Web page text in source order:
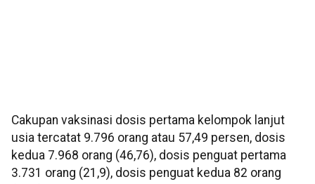
Cakupan vaksinasi dosis pertama kelompok lanjut
usia tercatat 9.796 orang atau 57,49 persen, dosis
kedua 7.968 orang (46,76), dosis penguat pertama
3.731 orang (21,9), dosis penguat kedua 82 orang